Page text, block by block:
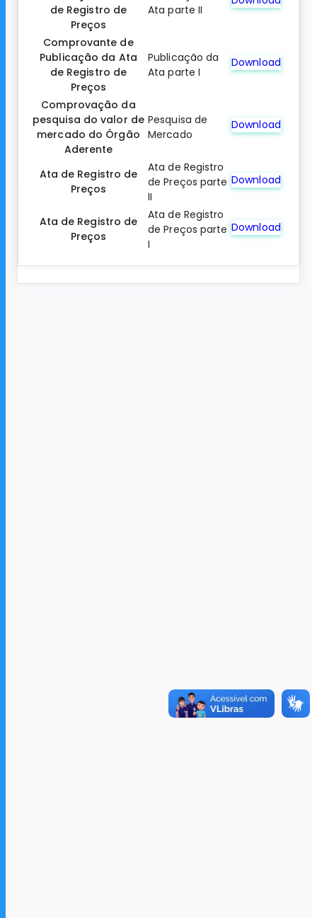
de Registro de
Preços
Ata parte II
Comprovante de
Publicação da Ata
de Registro de
Preços
Publicação da
Ata parte I
Download
Comprovação da
pesquisa do valor de
mercado do Órgão
Aderente
Pesquisa de
Mercado
Download
Ata de Registro de
Preços
Ata de Registro
de Preços parte
II
Download
Ata de Registro de
Preços
Ata de Registro
de Preços parte
I
Download